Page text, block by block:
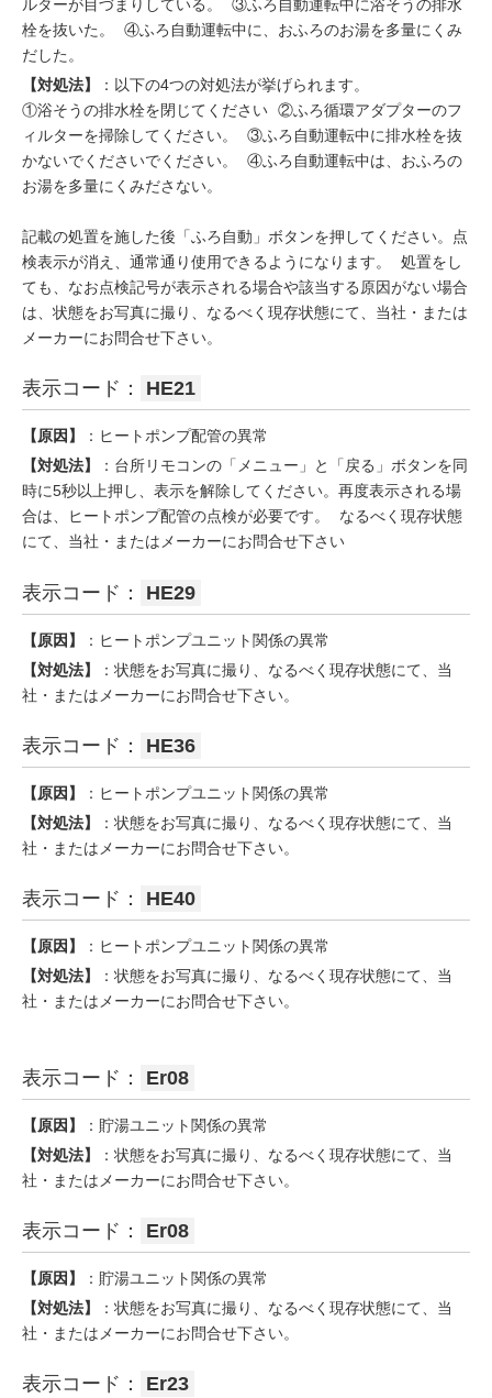
ルターが目づまりしている。 ③ふろ自動運転中に浴そうの排水
栓を抜いた。 ④ふろ自動運転中に、おふろのお湯を多量にくみ
だした。
【対処法】
：以下の4つの対処法が挙げられます。
①浴そうの排水栓を閉じてください ②ふろ循環アダプターのフ
ィルターを掃除してください。 ③ふろ自動運転中に排水栓を抜
かないでくださいでください。 ④ふろ自動運転中は、おふろの
お湯を多量にくみださない。
記載の処置を施した後「ふろ自動」ボタンを押してください。点
検表示が消え、通常通り使用できるようになります。 処置をし
ても、なお点検記号が表示される場合や該当する原因がない場合
は、状態をお写真に撮り、なるべく現存状態にて、当社・または
メーカーにお問合せ下さい。
表示コード： HE21
【原因】
：ヒートポンプ配管の異常
【対処法】
：台所リモコンの「メニュー」と「戻る」ボタンを同
時に5秒以上押し、表示を解除してください。再度表示される場
合は、ヒートポンプ配管の点検が必要です。 なるべく現存状態
にて、当社・またはメーカーにお問合せ下さい
表示コード： HE29
【原因】
：ヒートポンプユニット関係の異常
【対処法】
：状態をお写真に撮り、なるべく現存状態にて、当
社・またはメーカーにお問合せ下さい。
表示コード： HE36
【原因】
：ヒートポンプユニット関係の異常
【対処法】
：状態をお写真に撮り、なるべく現存状態にて、当
社・またはメーカーにお問合せ下さい。
表示コード： HE40
【原因】
：ヒートポンプユニット関係の異常
【対処法】
：状態をお写真に撮り、なるべく現存状態にて、当
社・またはメーカーにお問合せ下さい。
表示コード： Er08
【原因】
：貯湯ユニット関係の異常
【対処法】
：状態をお写真に撮り、なるべく現存状態にて、当
社・またはメーカーにお問合せ下さい。
表示コード： Er08
【原因】
：貯湯ユニット関係の異常
【対処法】
：状態をお写真に撮り、なるべく現存状態にて、当
社・またはメーカーにお問合せ下さい。
表示コード： Er23